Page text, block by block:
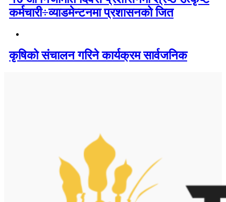
कर्मचारी÷व्याडमेन्टनमा प्रशासनको जित
कृषिको संचालन गरिने कार्यक्रम सार्वजनिक